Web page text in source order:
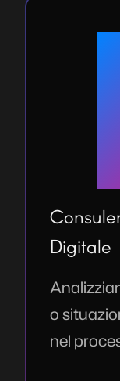
Digitale
o
nel